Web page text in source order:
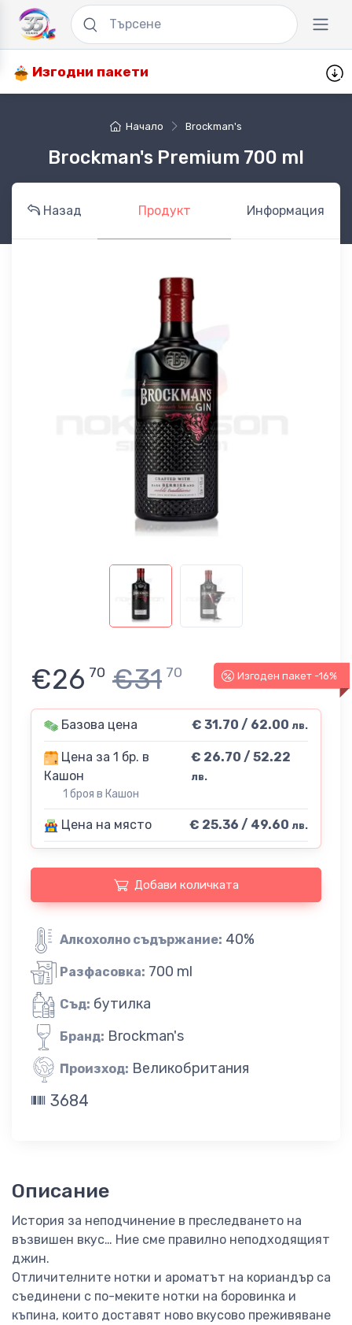
Изгодни пакети
Начало Brockman's
Brockman's Premium 700 ml
Назад Продукт Информация
Изгоден пакет -16%
€26 70 €31 70
Базова цена € 31.70 / 62.00 лв.
Цена за 1 бр. в
Кашон
1 броя в Кашон
€ 26.70 / 52.22
лв.
Цена на място € 25.36 / 49.60 лв.
Добави количката
Алкохолно съдържание: 40%
Разфасовка: 700 ml
Съд: бутилка
Бранд: Brockman's
Произход: Великобритания
3684
Описание
История за неподчинение в преследването на
възвишен вкус… Ние сме правилно неподходящият
джин.
Отличителните нотки и ароматът на кориандър са
съединени с по-меките нотки на боровинка и
къпина, които доставят ново вкусово преживяване